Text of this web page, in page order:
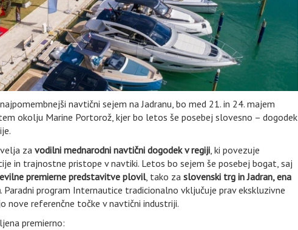
navtični sejem na Jadranu, bo med 21. in 24. majem
okolju Marine Portorož, kjer bo letos še posebej slovesno – dogodek
za vodilni mednarodni navtični dogodek v regiji , ki povezuje
in trajnostne pristope v navtiki. Letos bo sejem še posebej bogat, saj
premierne predstavitve plovil, tako za slovenski trg in Jadran, ena
. Paradni program Internautice tradicionalno vključuje prav ekskluzivne
nove referenčne točke v navtični industriji.
premierno: